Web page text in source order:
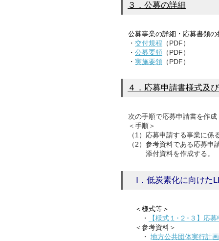
３．公募の詳細
公募事業の詳細・応募書類の
・ 交付規程 （PDF）
・ 公募要領 （PDF）
・ 実施要領 （PDF）
４．応募申請書様式及
次の手順で応募申請書を作成
＜手順＞
（1）応募申請する事業に係
（2）参考資料である応募申
添付資料を作成する。
Ⅰ．低炭素化に向けた
＜様式等＞
・
【様式１･２･３】応
＜参考資料＞
・ 地方公共団体実行計